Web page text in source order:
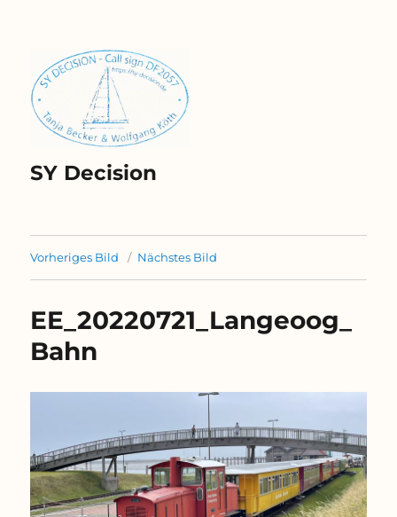
SY Decision
Vorheriges Bild Nächstes Bild
EE_20220721_Langeoog_
Bahn